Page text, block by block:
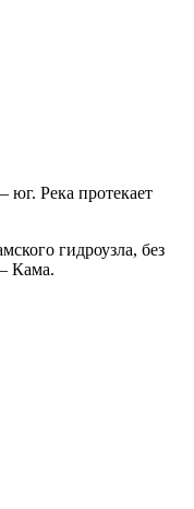
юг. Река протекает
гидроузла, без
Кама.